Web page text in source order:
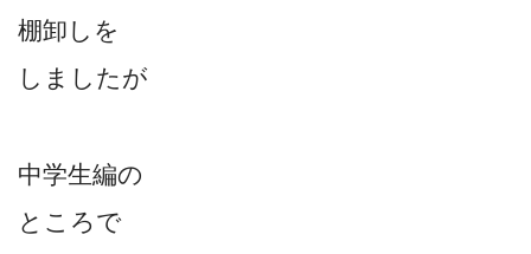
棚卸しを
しましたが
中学生編の
ところで